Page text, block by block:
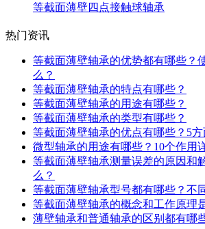
等截面薄壁四点接触球轴承
热门资讯
等截面薄壁轴承的优势都有哪些？
么？
等截面薄壁轴承的特点有哪些？
等截面薄壁轴承的用途有哪些？
等截面薄壁轴承的类型有哪些？
等截面薄壁轴承的优点有哪些？5方
微型轴承的用途有哪些？10个作用
等截面薄壁轴承测量误差的原因和
么？
等截面薄壁轴承型号都有哪些？不
等截面薄壁轴承的概念和工作原理
薄壁轴承和普通轴承的区别都有哪